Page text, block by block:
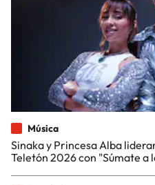
Música
Sinaka y Princesa Alba
Teletón 2026 con "Súmate a